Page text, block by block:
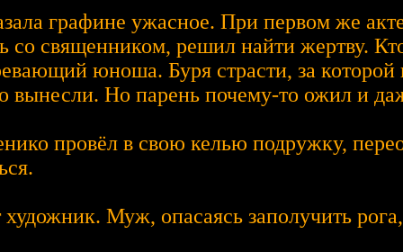
графине ужасное. При первом же
со священником, решил найти жертву.
юноша. Буря страсти, за
вынесли. Но парень почему-то ожил и
провёл в свою келью подружку,
художник. Муж, опасаясь заполучить